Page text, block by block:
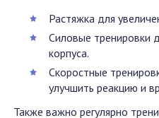
Растяжка для
Силовые тренировки
корпуса.
Скоростные
улучшить реакцию и
Также важно регулярно